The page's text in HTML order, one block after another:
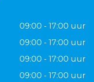
09:00 - 17:00 uur
09:00 - 17:00 uur
09:00 - 17:00 uur
09:00 - 17:00 uur